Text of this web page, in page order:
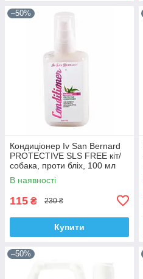
–50%
Кондиціонер Iv San Bernard
PROTECTIVE SLS FREE кіт/
собака, проти бліх, 100 мл
В наявності
115 ₴ 230 ₴
Купити
–50%